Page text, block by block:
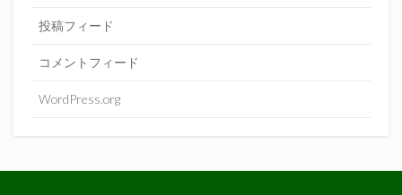
投稿フィード
コメントフィード
WordPress.org